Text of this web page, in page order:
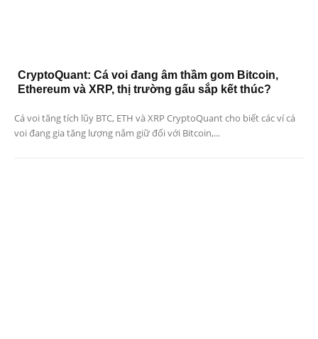
CryptoQuant: Cá voi đang âm thầm gom Bitcoin,
Ethereum và XRP, thị trường gấu sắp kết thúc?
Cá voi tăng tích lũy BTC, ETH và XRP CryptoQuant cho biết các ví cá
voi đang gia tăng lượng nắm giữ đối với Bitcoin,...